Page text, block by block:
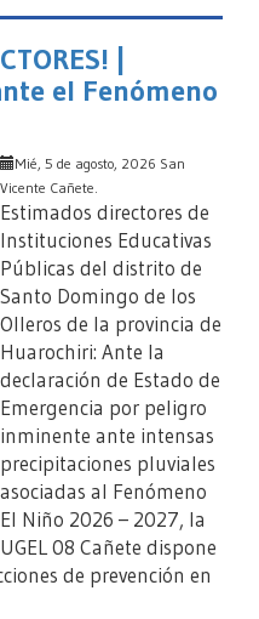
|
el Fenómeno
Mié, 5 de agosto, 2026 San
Vicente Cañete.
Estimados directores de
Instituciones Educativas
Públicas del distrito de
Santo Domingo de los
Olleros de la provincia de
Huarochiri: Ante la
declaración de Estado de
Emergencia por peligro
inminente ante intensas
precipitaciones pluviales
asociadas al Fenómeno
El Niño 2026 – 2027, la
UGEL 08 Cañete dispone
de prevención en